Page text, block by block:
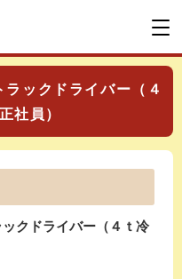
ックドライバー（４
社員）
クドライバー（４ｔ冷